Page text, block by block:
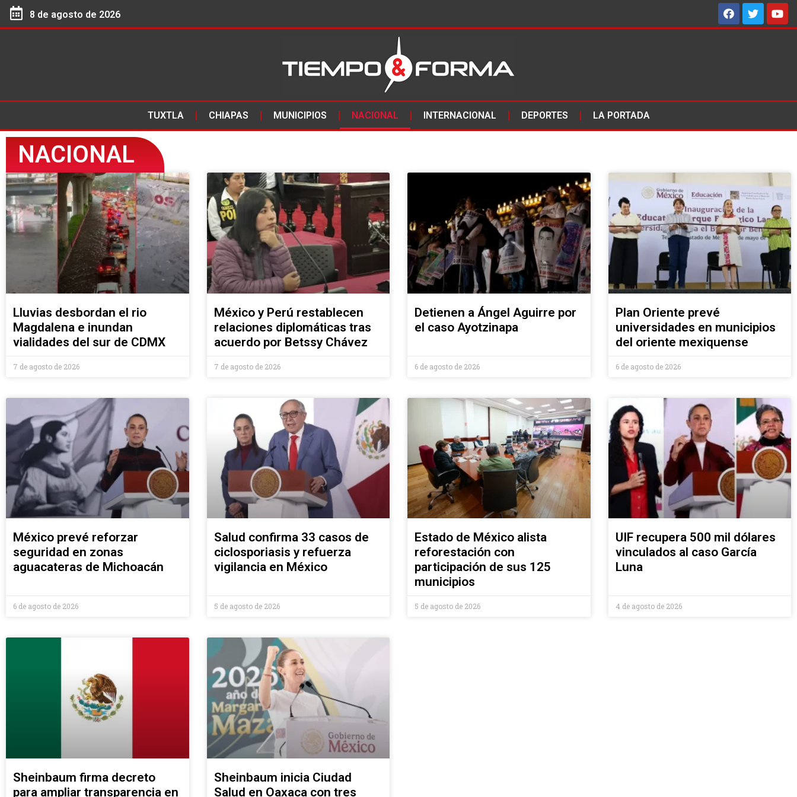
8 de agosto de 2026
TUXTLA CHIAPAS MUNICIPIOS NACIONAL INTERNACIONAL DEPORTES LA PORTADA
NACIONAL
Lluvias desbordan el rio
Magdalena e inundan
vialidades del sur de CDMX
7 de agosto de 2026
México y Perú restablecen
relaciones diplomáticas tras
acuerdo por Betssy Chávez
7 de agosto de 2026
Detienen a Ángel Aguirre por
el caso Ayotzinapa
6 de agosto de 2026
Plan Oriente prevé
universidades en municipios
del oriente mexiquense
6 de agosto de 2026
México prevé reforzar
seguridad en zonas
aguacateras de Michoacán
6 de agosto de 2026
Salud confirma 33 casos de
ciclosporiasis y refuerza
vigilancia en México
5 de agosto de 2026
Estado de México alista
reforestación con
participación de sus 125
municipios
5 de agosto de 2026
UIF recupera 500 mil dólares
vinculados al caso García
Luna
4 de agosto de 2026
Sheinbaum firma decreto
para ampliar transparencia en
Sheinbaum inicia Ciudad
Salud en Oaxaca con tres